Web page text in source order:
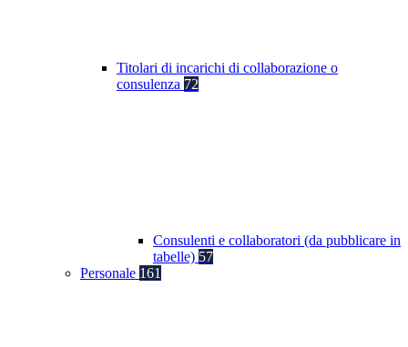
Titolari di incarichi di collaborazione o
consulenza 72
Consulenti e collaboratori (da pubblicare in
tabelle) 57
Personale 161